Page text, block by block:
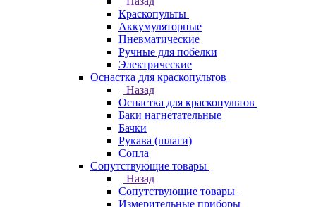
Краскопульты
Аккумуляторные
Пневматические
Ручные для побелки
Электрические
Оснастка для краскопультов
Назад
Оснастка для краскопультов
Баки нагнетательные
Бачки
Рукава (шлаги)
Сопла
Сопутствующие товары
Назад
Сопутствующие товары
Измерительные приборы